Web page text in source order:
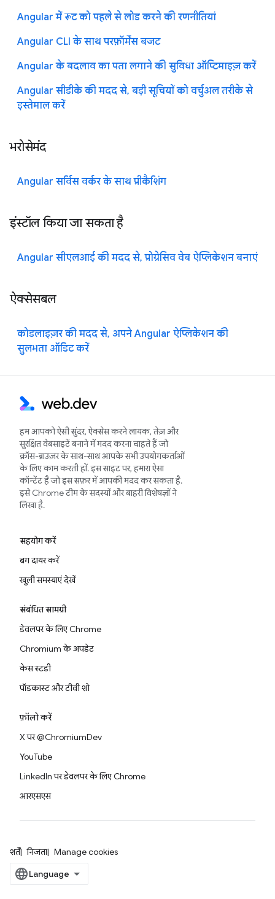
Angular में रूट को पहले से लोड करने की रणनीतियां
Angular CLI के साथ परफ़ॉर्मेंस बजट
Angular के बदलाव का पता लगाने की सुविधा ऑप्टिमाइज़ करें
Angular सीडीके की मदद से, बड़ी सूचियों को वर्चुअल तरीके से
इस्तेमाल करें
भरोसेमंद
Angular सर्विस वर्कर के साथ प्रीकैशिंग
इंस्टॉल किया जा सकता है
Angular सीएलआई की मदद से, प्रोग्रेसिव वेब ऐप्लिकेशन बनाएं
ऐक्सेसबल
कोडलाइज़र की मदद से, अपने Angular ऐप्लिकेशन की
सुलभता ऑडिट करें
हम आपको ऐसी सुंदर, ऐक्सेस करने लायक, तेज़ और
सुरक्षित वेबसाइटें बनाने में मदद करना चाहते हैं जो
क्रॉस-ब्राउज़र के साथ-साथ आपके सभी उपयोगकर्ताओं
के लिए काम करती हों. इस साइट पर, हमारा ऐसा
कॉन्टेंट है जो इस सफ़र में आपकी मदद कर सकता है.
इसे Chrome टीम के सदस्यों और बाहरी विशेषज्ञों ने
लिखा है.
सहयोग करें
बग दायर करें
खुली समस्याएं देखें
संबंधित सामग्री
डेवलपर के लिए Chrome
Chromium के अपडेट
केस स्टडी
पॉडकास्ट और टीवी शो
फ़ॉलो करें
X पर @ChromiumDev
YouTube
LinkedIn पर डेवलपर के लिए Chrome
आरएसएस
शर्तें निजता Manage cookies